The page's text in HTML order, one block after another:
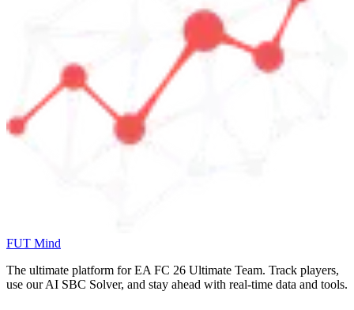
FUT Mind
The ultimate platform for EA FC 26 Ultimate Team. Track players,
use our AI SBC Solver, and stay ahead with real-time data and tools.